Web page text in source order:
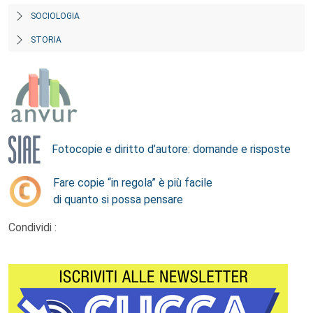
SOCIOLOGIA
STORIA
Fotocopie e diritto d’autore: domande e risposte
Fare copie “in regola” è più facile
di quanto si possa pensare
Condividi :